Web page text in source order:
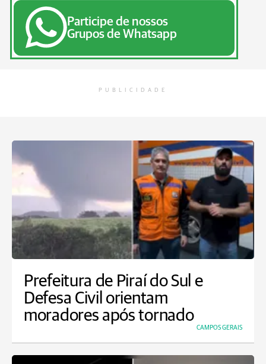
Participe de nossos
Grupos de Whatsapp
PUBLICIDADE
Prefeitura de Piraí do Sul e
Defesa Civil orientam
moradores após tornado
CAMPOS GERAIS